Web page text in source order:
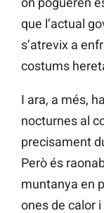
que l’actual
s’atrevix a
costums
I ara, a més,
nocturnes al
precisament
Però és
muntanya en
ones de calor